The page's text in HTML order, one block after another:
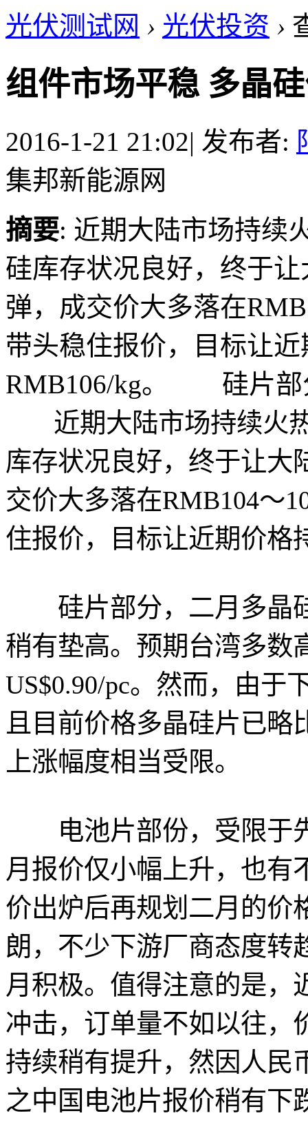
光伏测试网 › 光伏投资 ›
组件市场平稳 多晶
2016-1-21 21:02| 发布者:
集邦新能源网
摘要: 近期大陆市场持续
硅库存状况良好，终于
弹，成交价大多落在
带头稳住报价，目标让
RMB106/kg。 硅片部
近期大陆市场持续火热
库存状况良好，终于让大
交价大多落在RMB104～
住报价，目标让近期价格
硅片部分，二月多晶
稍有垫高。预期台湾多数
US$0.90/pc。然而，由于
且目前价格多晶硅片已
上涨幅度相当受限。
电池片部份，受限于
月报价仅小幅上升，也有
价出炉后再规划二月的价
朗，不少下游厂商态度转
月积极。值得注意的是，
冲击，订单量不如以往，
持续稍有提升，然因人民
之中国电池片报价稍有下